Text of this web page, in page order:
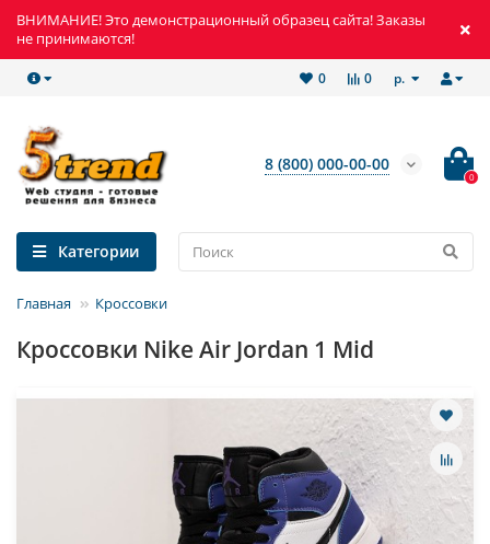
ВНИМАНИЕ! Это демонстрационный образец сайта! Заказы
не принимаются!
р.
0
0
8 (800) 000-00-00
0
Категории
Главная Кроссовки
Кроссовки Nike Air Jordan 1 Mid